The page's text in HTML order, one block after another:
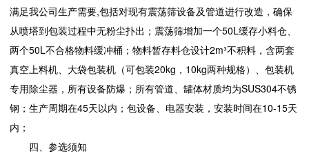
满足我公司生产需要,包括对现有震荡筛设备及管道进行改造，确保
从喷塔到包装过程中无粉尘扑出；震荡筛增加一个50L缓存小料仓、
两个50L不合格物料缓冲桶；物料暂存料仓设计2m³不积料，含两套
真空上料机、大袋包装机（可包装20kg，10kg两种规格）、包装机
专用除尘器，所有设备防爆；所有管道、罐体材质均为SUS304不锈
钢；生产周期在45天以内；包设备、电器安装，安装时间在10-15天
内；
四、参选须知